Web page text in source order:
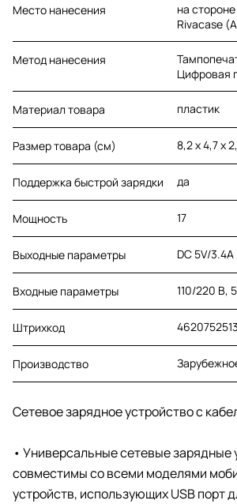
Место нанесения
на
Rivacase
Метод нанесения
Цифровая
Материал товара пластик
Размер товара (см) 8,2 х 4,7 х
Поддержка быстрой зарядки да
Мощность 17
Выходные параметры DC 5V/3.4A
Входные параметры 110/220 В,
Штрихкод
Производство
Сетевое зарядное устройство с
• Универсальные сетевые зарядные
совместимы со всеми моделями
устройств, использующих USB порт